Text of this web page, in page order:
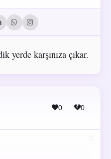
yerde karşınıza çıkar.
0 0